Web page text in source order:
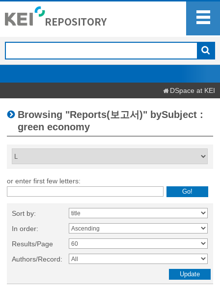
DSpace at KEI
Browsing "Reports(보고서)" bySubject :
green economy
or enter first few letters:
Sort by:
In order:
Results/Page
Authors/Record: